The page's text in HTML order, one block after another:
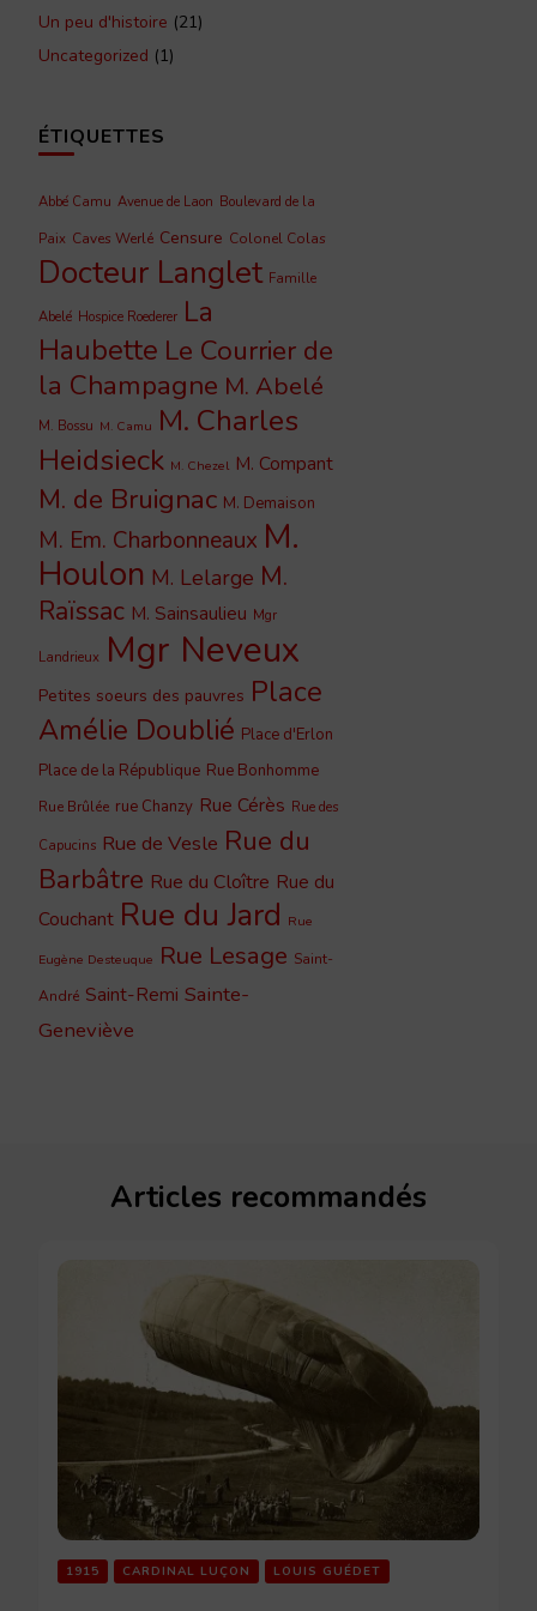
Un peu d'histoire (21)
Uncategorized (1)
ÉTIQUETTES
Abbé Camu Avenue de Laon Boulevard de la
Paix Caves Werlé Censure Colonel Colas
Docteur Langlet Famille
Abelé Hospice Roederer La
Haubette Le Courrier de
la Champagne M. Abelé
M. Bossu M. Camu M. Charles
Heidsieck M. Chezel M. Compant
M. de Bruignac M. Demaison
M. Em. Charbonneaux M.
Houlon M. Lelarge M.
Raïssac M. Sainsaulieu Mgr
Landrieux Mgr Neveux
Petites soeurs des pauvres Place
Amélie Doublié Place d'Erlon
Place de la République Rue Bonhomme
Rue Brûlée rue Chanzy Rue Cérès Rue des
Capucins Rue de Vesle Rue du
Barbâtre Rue du Cloître Rue du
Couchant Rue du Jard Rue
Eugène Desteuque Rue Lesage Saint-
André Saint-Remi Sainte-
Geneviève
Articles recommandés
1915 CARDINAL LUÇON LOUIS GUÉDET